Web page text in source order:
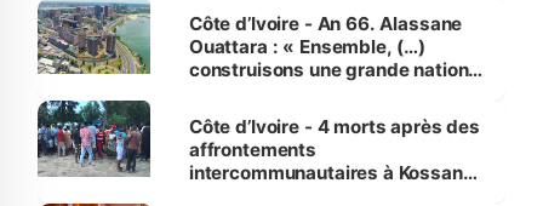
enfants
Côte d’Ivoire - An 66. Alassane
Ouattara : « Ensemble, (…)
construisons une grande nation
générations futures »
Côte d’Ivoire - 4 morts après des
affrontements
intercommunautaires à Kossandji